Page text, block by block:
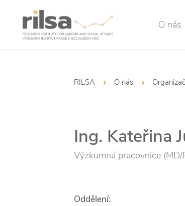
O nás
RILSA O nás
Ing. Kateřina
Výzkumná pracovnice (MD/
Oddělení: